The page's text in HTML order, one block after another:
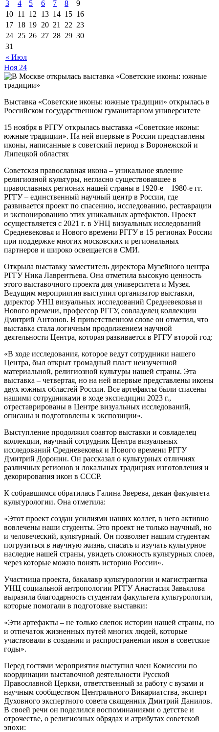
« Июл
3 4 5 6 7 8
9
10 11 12 13 14 15 16
17 18 19 20 21 22 23
24 25 26 27 28 29 30
31
Ноя 24
Выставка «Советские иконы: южные традиции» открылась в
Российском государственном гуманитарном университете
15 ноября в РГГУ открылась выставка «Советские иконы:
южные традиции». На ней впервые в России представлены
иконы, написанные в советский период в Воронежской и
Липецкой областях
Советская православная икона – уникальное явление
религиозной культуры, негласно существовавшее в
православных регионах нашей страны в 1920-е – 1980-е гг.
РГГУ – единственный научный центр в России, где
развивается проект по спасению, исследованию, реставрации
и экспонированию этих уникальных артефактов. Проект
осуществляется с 2021 г. в УНЦ визуальных исследований
Средневековья и Нового времени РГГУ в 15 регионах России
при поддержке многих московских и региональных
партнеров и широко освещается в СМИ.
Открыла выставку заместитель директора Музейного центра
РГГУ Ника Лаврентьева. Она отметила высокую ценность
этого выставочного проекта для университета и Музея.
Ведущим мероприятия выступил организатор выставки,
директор УНЦ визуальных исследований Средневековья и
Нового времени, профессор РГГУ, совладелец коллекции
Дмитрий Антонов. В приветственном слове он отметил, что
выставка стала логичным продолжением научной
деятельности Центра, которая развивается в РГГУ второй год:
«В ходе исследования, которое ведут сотрудники нашего
Центра, был открыт громадный пласт неизученной
материальной, религиозной культуры нашей страны. Эта
выставка – четвертая, но на ней впервые представлены иконы
двух южных областей России. Все артефакты были спасены
нашими сотрудниками в ходе экспедиции 2023 г.,
отреставрированы в Центре визуальных исследований,
описаны и подготовлены к экспозиции».
Выступление продолжил соавтор выставки и совладелец
коллекции, научный сотрудник Центра визуальных
исследований Средневековья и Нового времени РГГУ
Дмитрий Доронин. Он рассказал о культурных отличиях
различных регионов и локальных традициях изготовления и
декорирования икон в СССР.
К собравшимся обратилась Галина Зверева, декан факультета
культурологии. Она отметила:
«Этот проект создан усилиями наших коллег, в него активно
вовлечены наши студенты. Это проект не только научный, но
и человеческий, культурный. Он позволяет нашим студентам
погрузиться в научную жизнь, спасать и изучать культурное
наследие нашей страны, увидеть сложность культурных слоев,
через которые можно понять историю России».
Участница проекта, бакалавр культурологии и магистрантка
УНЦ социальной антропологии РГГУ Анастасия Завьялова
выразила благодарность студентам факультета культурологии,
которые помогали в подготовке выставки:
«Эти артефакты – не только слепок истории нашей страны, но
и отпечаток жизненных путей многих людей, которые
участвовали в создании и распространении икон в советские
годы».
Перед гостями мероприятия выступил член Комиссии по
координации выставочной деятельности Русской
Православной Церкви, ответственный за работу с вузами и
научным сообществом Центрального Викариатства, эксперт
Духовного экспертного совета священник Дмитрий Данилов.
В своей речи он поделился воспоминаниями о детстве и
отрочестве, о религиозных обрядах и атрибутах советской
эпохи: